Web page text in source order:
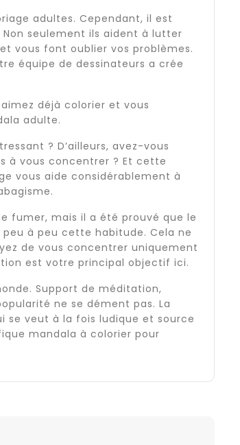
adultes. Cependant, il est
seulement ils aident à lutter
vous font oublier vos problèmes.
équipe de dessinateurs a crée
déjà colorier et vous
adulte.
? D’ailleurs, avez-vous
à vous concentrer ? Et cette
vous aide considérablement à
fumer, mais il a été prouvé que le
à peu cette habitude. Cela ne
de vous concentrer uniquement
est votre principal objectif ici.
Support de méditation,
ne se dément pas. La
se veut à la fois ludique et source
mandala à colorier pour